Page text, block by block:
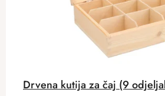
Drvena kutija za čaj (9